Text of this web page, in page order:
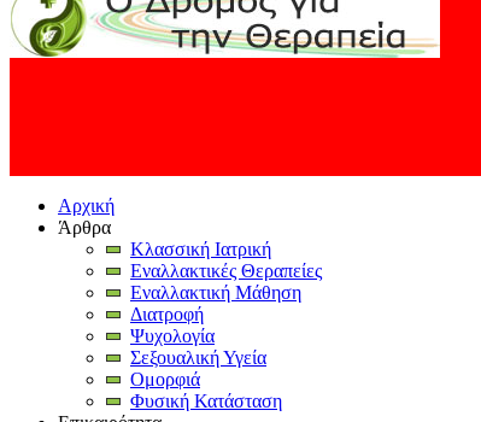
Αρχική
Άρθρα
Κλασσική Ιατρική
Εναλλακτικές Θεραπείες
Εναλλακτική Μάθηση
Διατροφή
Ψυχολογία
Σεξουαλική Υγεία
Ομορφιά
Φυσική Κατάσταση